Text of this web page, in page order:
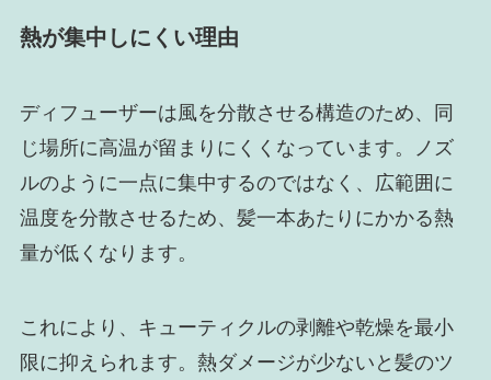
熱が集中しにくい理由
ディフューザーは風を分散させる構造のため、同
じ場所に高温が留まりにくくなっています。ノズ
ルのように一点に集中するのではなく、広範囲に
温度を分散させるため、髪一本あたりにかかる熱
量が低くなります。
これにより、キューティクルの剥離や乾燥を最小
限に抑えられます。熱ダメージが少ないと髪のツ